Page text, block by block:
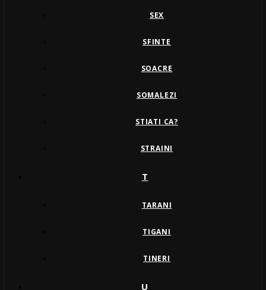
SEX
SFINTE
SOACRE
SOMALEZI
STIATI CA?
STRAINI
T
TARANI
TIGANI
TINERI
U